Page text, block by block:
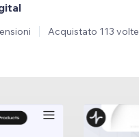
Acquistato 113 volte